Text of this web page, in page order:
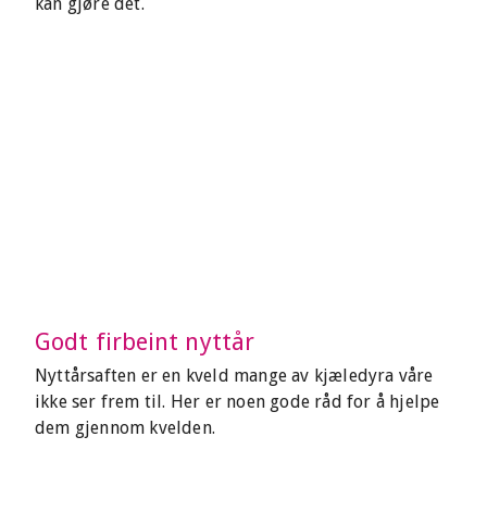
Godt firbeint nyttår
Nyttårsaften er en kveld mange av kjæledyra våre
ikke ser frem til. Her er noen gode råd for å hjelpe
dem gjennom kvelden.